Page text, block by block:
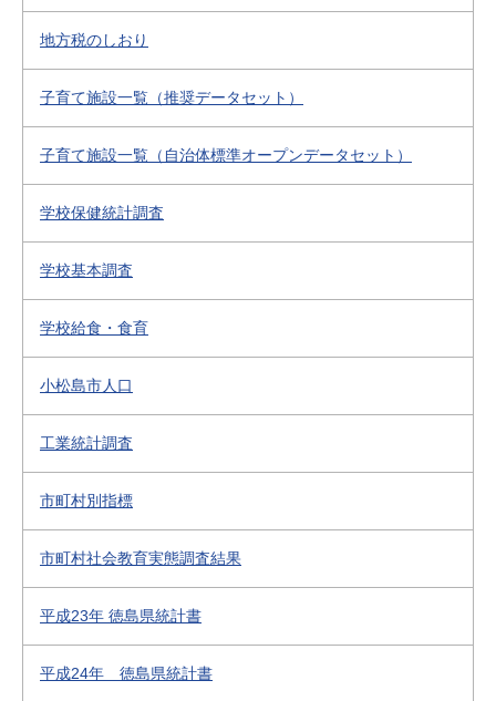
地方税のしおり
子育て施設一覧（推奨データセット）
子育て施設一覧（自治体標準オープンデータセット）
学校保健統計調査
学校基本調査
学校給食・食育
小松島市人口
工業統計調査
市町村別指標
市町村社会教育実態調査結果
平成23年 徳島県統計書
平成24年 徳島県統計書